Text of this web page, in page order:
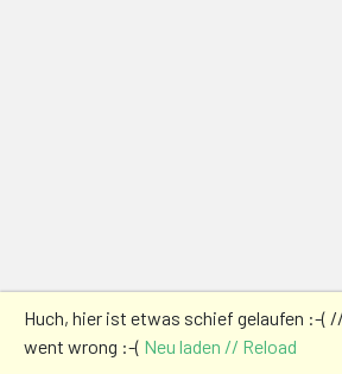
Huch, hier ist etwas schief gelaufen :-(
went wrong :-( Neu laden // Reload